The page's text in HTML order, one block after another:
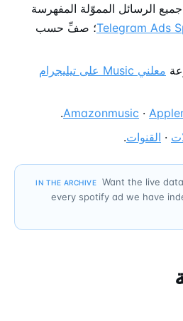
الرسائل المموّلة المفهرسة
؛ صفِّ حسب
معلني Music على تيليجرام
Amazonmusic ·
.
· القنوات.
IN THE ARCHIVE
Want the live
every spotify ad we have